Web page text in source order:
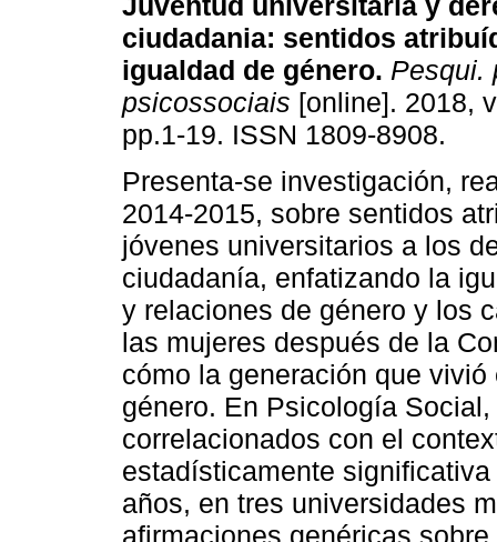
ciudadania: sentidos
igualdad de género. Pesqui.
psicossociais [online]. 2018,
pp.1-19. ISSN 1809-8908.
Presenta-se investigación,
2014-2015, sobre sentidos
jóvenes universitarios a los
ciudadanía, enfatizando la
y relaciones de género y los
las mujeres después de la
cómo la generación que
género. En Psicología
correlacionados con el
estadísticamente
años, en tres universidades
afirmaciones genéricas